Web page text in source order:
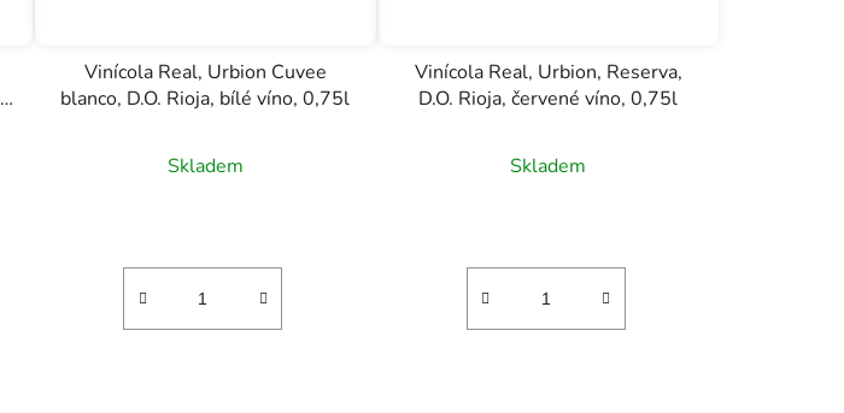
Vinícola Real, Urbion Cuvee
blanco, D.O. Rioja, bílé víno, 0,75l
Skladem
Vinícola Real, Urbion, Reserva,
D.O. Rioja, červené víno, 0,75l
Skladem